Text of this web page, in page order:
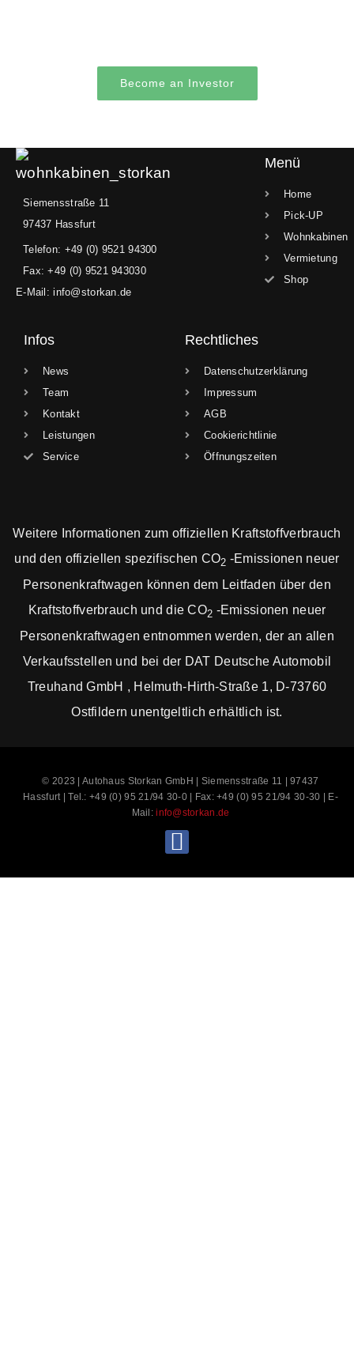
Become an Investor
Siemensstraße 11
97437 Hassfurt
Telefon: +49 (0) 9521 94300
Fax: +49 (0) 9521 943030
E-Mail: info@storkan.de
Menü
Home
Pick-UP
Wohnkabinen
Vermietung
Shop
Infos
News
Team
Kontakt
Leistungen
Service
Rechtliches
Datenschutzerklärung
Impressum
AGB
Cookierichtlinie
Öffnungszeiten
Weitere Informationen zum offiziellen Kraftstoffverbrauch
und den offiziellen spezifischen CO2 -Emissionen neuer
Personenkraftwagen können dem Leitfaden über den
Kraftstoffverbrauch und die CO2 -Emissionen neuer
Personenkraftwagen entnommen werden, der an allen
Verkaufsstellen und bei der DAT Deutsche Automobil
Treuhand GmbH , Helmuth-Hirth-Straße 1, D-73760
Ostfildern unentgeltlich erhältlich ist.
© 2023 | Autohaus Storkan GmbH | Siemensstraße 11 | 97437
Hassfurt | Tel.: +49 (0) 95 21/94 30-0 | Fax: +49 (0) 95 21/94 30-30 | E-
Mail:info@storkan.de